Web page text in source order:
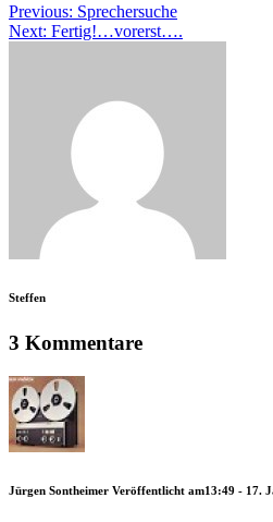
Beitragsnavigation
Previous: Sprechersuche
Next: Fertig!…vorerst….
Steffen
3 Kommentare
Jürgen Sontheimer Veröffentlicht am13:49 - 17.